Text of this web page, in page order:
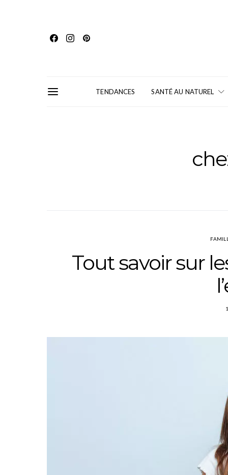
TENDANCES SANTÉ AU NATUREL
Tout savoir sur